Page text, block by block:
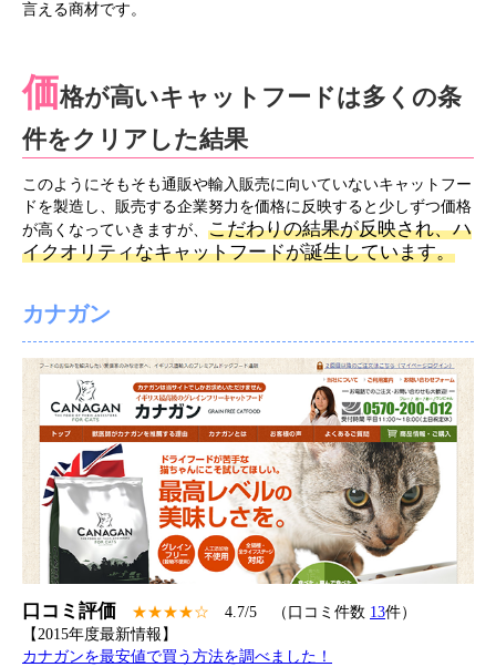
言える商材です。
価格が高いキャットフードは多くの条
件をクリアした結果
このようにそもそも通販や輸入販売に向いていないキャットフー
ドを製造し、販売する企業努力を価格に反映すると少しずつ価格
が高くなっていきますが、 こだわりの結果が反映され、ハ
イクオリティなキャットフードが誕生しています。
カナガン
口コミ評価 ★★★★☆ 4.7/5 （口コミ件数 13件）
【2015年度最新情報】
カナガンを最安値で買う方法を調べました！